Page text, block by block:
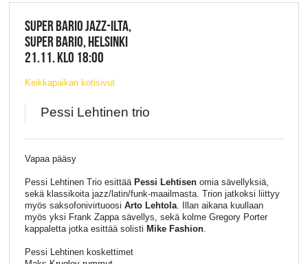
SUPER BARIO JAZZ-ILTA,
SUPER BARIO, HELSINKI
21.11. KLO 18:00
Keikkapaikan kotisivut
Pessi Lehtinen trio
Vapaa pääsy
Pessi Lehtinen Trio esittää Pessi Lehtisenomia sävellyksiä,
sekä klassikoita jazz/latin/funk-maailmasta. Trion jatkoksi liittyy
myös saksofonivirtuoosi Arto Lehtola. Illan aikana kuullaan
myös yksi Frank Zappa sävellys, sekä kolme Gregory Porter
kappaletta jotka esittää solisti Mike Fashion.
Pessi Lehtinen koskettimet